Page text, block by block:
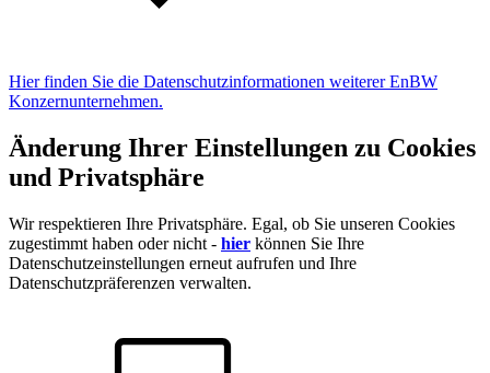
Hier finden Sie die Datenschutzinformationen weiterer EnBW
Konzernunternehmen.
Änderung Ihrer Einstellungen zu Cookies
und Privatsphäre
Wir respektieren Ihre Privatsphäre. Egal, ob Sie unseren Cookies
zugestimmt haben oder nicht - hier können Sie Ihre
Datenschutzeinstellungen erneut aufrufen und Ihre
Datenschutzpräferenzen verwalten.